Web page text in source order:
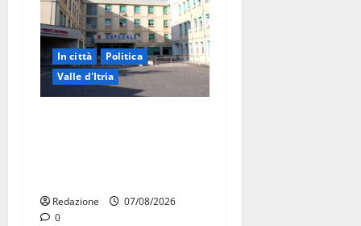
In città
Politica
Valle d'Itria
Redazione
07/08/2026
0